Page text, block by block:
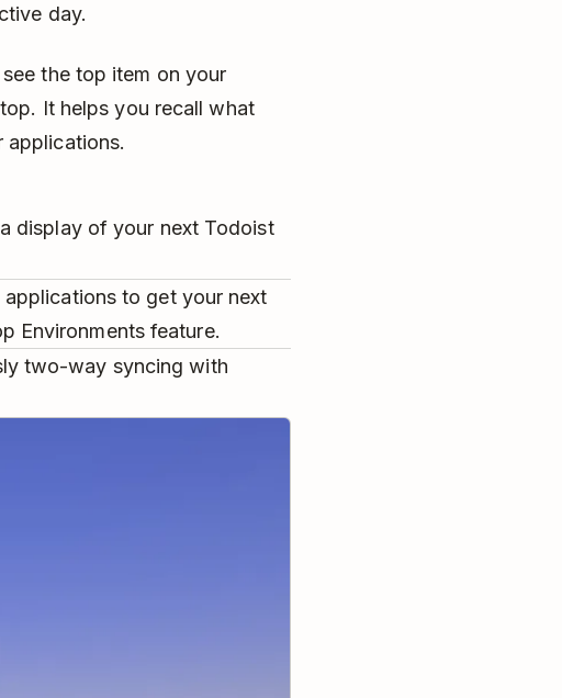
day.
the top item on your
It helps you recall what
applications.
display of your next Todoist
to get your next
Environments feature.
two-way syncing with